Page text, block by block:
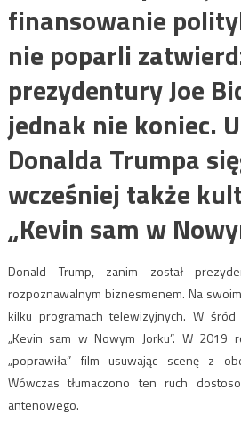
finansowanie
nie poparli
prezydentury Joe
jednak nie koniec.
Donalda Trumpa
wcześniej także
„Kevin sam w
Donald Trump, zanim został
rozpoznawalnym biznesmenem. Na
kilku programach telewizyjnych. W
„Kevin sam w Nowym Jorku”. W 2019
„poprawiła” film usuwając scenę z
Wówczas tłumaczono ten ruch
antenowego.